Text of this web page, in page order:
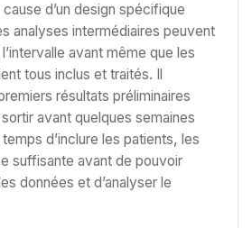
d’un design spécifique
analyses intermédiaires peuvent
avant même que les
tous inclus et traités. Il
résultats préliminaires
avant quelques semaines
d’inclure les patients, les
suffisante avant de pouvoir
données et d’analyser le